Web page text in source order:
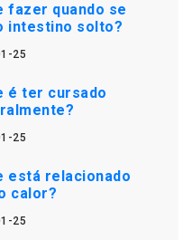
fazer quando se
intestino solto?
25
é ter cursado
25
está relacionado
calor?
25